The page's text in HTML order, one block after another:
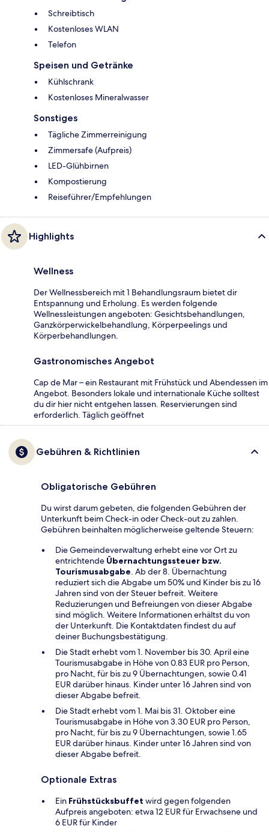
Schreibtisch
Kostenloses WLAN
Telefon
Speisen und Getränke
Kühlschrank
Kostenloses Mineralwasser
Sonstiges
Tägliche Zimmerreinigung
Zimmersafe (Aufpreis)
LED-Glühbirnen
Kompostierung
Reiseführer/Empfehlungen
Highlights
Wellness
Der Wellnessbereich mit 1 Behandlungsraum bietet dir
Entspannung und Erholung. Es werden folgende
Wellnessleistungen angeboten: Gesichtsbehandlungen,
Ganzkörperwickelbehandlung, Körperpeelings und
Körperbehandlungen.
Gastronomisches Angebot
Cap de Mar – ein Restaurant mit Frühstück und Abendessen im
Angebot. Besonders lokale und internationale Küche solltest
du dir hier nicht entgehen lassen. Reservierungen sind
erforderlich. Täglich geöffnet
Gebühren & Richtlinien
Obligatorische Gebühren
Du wirst darum gebeten, die folgenden Gebühren der
Unterkunft beim Check-in oder Check-out zu zahlen.
Gebühren beinhalten möglicherweise geltende Steuern:
Die Gemeindeverwaltung erhebt eine vor Ort zu
entrichtende Übernachtungssteuer bzw.
Tourismusabgabe. Ab der 8. Übernachtung
reduziert sich die Abgabe um 50% und Kinder bis zu 16
Jahren sind von der Steuer befreit. Weitere
Reduzierungen und Befreiungen von dieser Abgabe
sind möglich. Weitere Informationen erhältst du von
der Unterkunft. Die Kontaktdaten findest du auf
deiner Buchungsbestätigung.
Die Stadt erhebt vom 1. November bis 30. April eine
Tourismusabgabe in Höhe von 0.83 EUR pro Person,
pro Nacht, für bis zu 9 Übernachtungen, sowie 0.41
EUR darüber hinaus. Kinder unter 16 Jahren sind von
dieser Abgabe befreit.
Die Stadt erhebt vom 1. Mai bis 31. Oktober eine
Tourismusabgabe in Höhe von 3.30 EUR pro Person,
pro Nacht, für bis zu 9 Übernachtungen, sowie 1.65
EUR darüber hinaus. Kinder unter 16 Jahren sind von
dieser Abgabe befreit.
Optionale Extras
Ein Frühstücksbuffet wird gegen folgenden
Aufpreis angeboten: etwa 12 EUR für Erwachsene und
6 EUR für Kinder